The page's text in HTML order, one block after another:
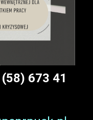
673 41